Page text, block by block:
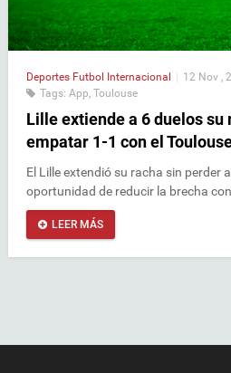
Deportes Futbol Internacional 12 Nov ,
Tags: App, Toulouse
Lille extiende a 6 duelos su
empatar 1-1 con el
El Lille extendió su racha sin perder
oportunidad de reducir la brecha
LEER MÁS